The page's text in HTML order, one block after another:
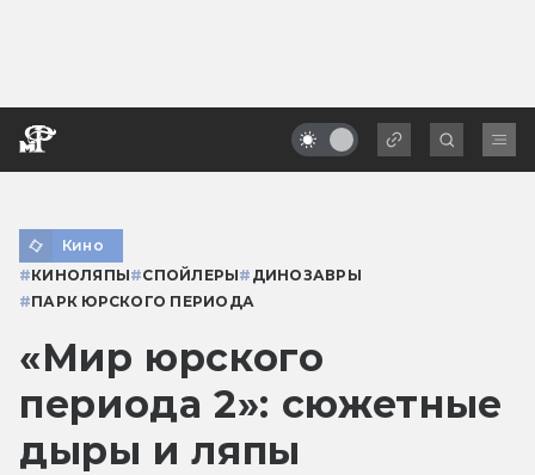
Кино
#КИНОЛЯПЫ#СПОЙЛЕРЫ# ДИНОЗАВРЫ
#ПАРК ЮРСКОГО ПЕРИОДА
«Мир юрского
периода 2»: сюжетные
дыры и ляпы